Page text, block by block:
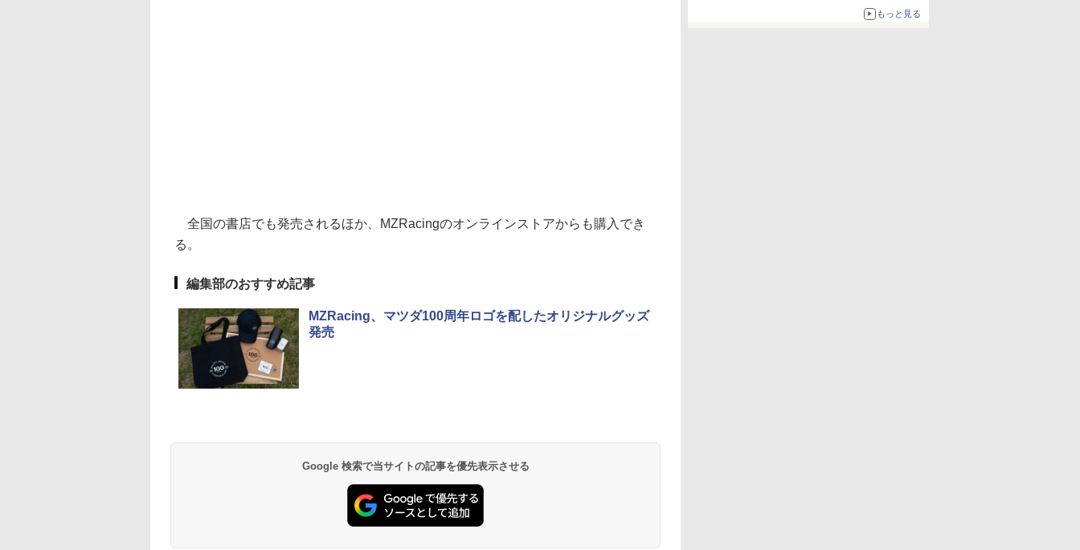
もっと見る
全国の書店でも発売されるほか、MZRacingのオンラインストアからも購入でき
る。
編集部のおすすめ記事
MZRacing、マツダ100周年ロゴを配したオリジナルグッズ
発売
Google 検索で当サイトの記事を優先表示させる